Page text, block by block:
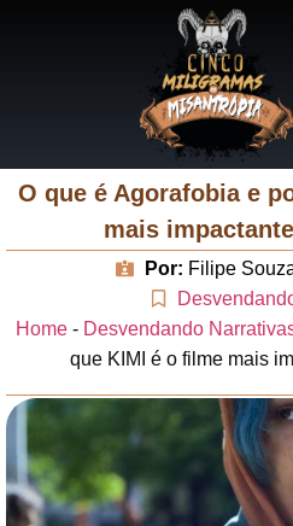
O que é Agorafobia e
mais
Por: Filipe
Home- Desvendando
que KIMI é o filme mais